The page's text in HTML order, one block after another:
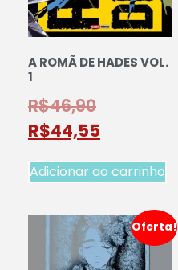
A ROMÃ DE HADES VOL.
1
R$46,90
R$44,55
Adicionar ao carrinho
Oferta!